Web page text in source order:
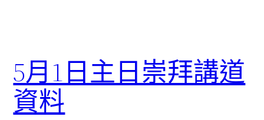
5月1日主日崇拜講道
資料